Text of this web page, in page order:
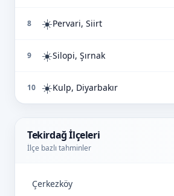
8 ☀️Pervari, Siirt
9 ☀️Silopi, Şırnak
10 ☀️Kulp, Diyarbakır
Tekirdağ İlçeleri
İlçe bazlı tahminler
Çerkezköy